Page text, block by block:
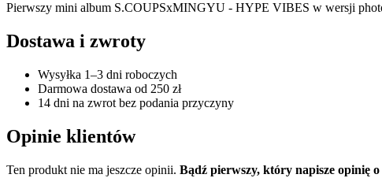
Pierwszy mini album S.COUPSxMINGYU - HYPE VIBES w wersji
Dostawa i zwroty
Wysyłka 1–3 dni roboczych
Darmowa dostawa od 250 zł
14 dni na zwrot bez podania przyczyny
Opinie klientów
Ten produkt nie ma jeszcze opinii. Bądź pierwszy, który napisze opinię